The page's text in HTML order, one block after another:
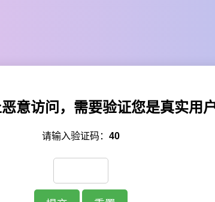
意访问，需要验证您是真实用
请输入验证码： 40